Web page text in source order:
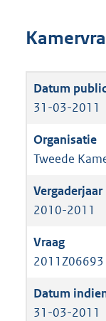
31-03-2011
Tweede
2010-2011
2011Z06693
31-03-2011